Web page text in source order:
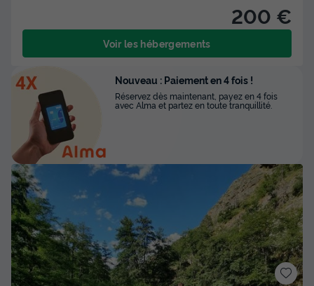
200 €
Voir les hébergements
Nouveau : Paiement en 4 fois !
Réservez dès maintenant, payez en 4 fois
avec Alma et partez en toute tranquillité.